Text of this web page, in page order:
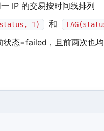
一 IP 的交易按时间线排列
1) 和
状态=failed，且前两次也